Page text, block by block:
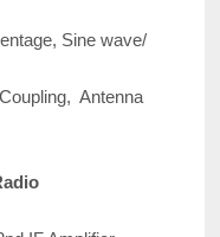
Sine wave/
Antenna